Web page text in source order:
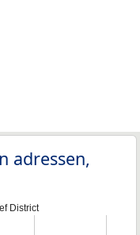
adressen,
District